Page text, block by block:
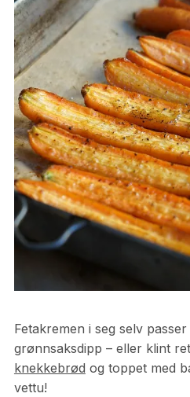
Fetakremen i seg selv
grønnsaksdipp – eller klint
knekkebrød og toppet med
vettu!